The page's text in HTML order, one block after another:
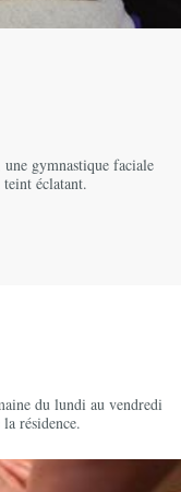
gymnastique faciale
éclatant.
du lundi au vendredi
résidence.